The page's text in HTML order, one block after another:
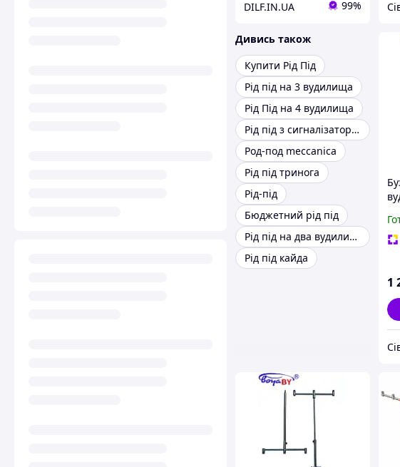
DILF.IN.UA 99%
Дивись також
Купити Рід Під
Рід під на 3 вудилища
Рід Під на 4 вудилища
Рід під з сигналізаторами
Род-под meccanica
Рід під тринога
Рід-під
Бюджетний рід під
Рід під на два вудилища
Рід під кайда
1